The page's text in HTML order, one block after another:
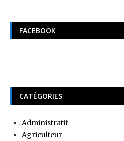
FACEBOOK
CATÉGORIES
Administratif
Agriculteur